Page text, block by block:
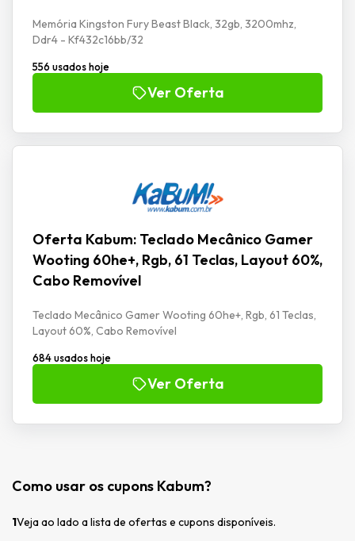
Memória Kingston Fury Beast Black, 32gb, 3200mhz,
Ddr4 - Kf432c16bb/32
556 usados hoje
Ver Oferta
Oferta Kabum: Teclado Mecânico Gamer
Wooting 60he+, Rgb, 61 Teclas, Layout 60%,
Cabo Removível
Teclado Mecânico Gamer Wooting 60he+, Rgb, 61 Teclas,
Layout 60%, Cabo Removível
684 usados hoje
Ver Oferta
Como usar os cupons Kabum?
1Veja ao lado a lista de ofertas e cupons disponíveis.